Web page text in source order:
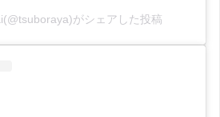
がシェアした投稿